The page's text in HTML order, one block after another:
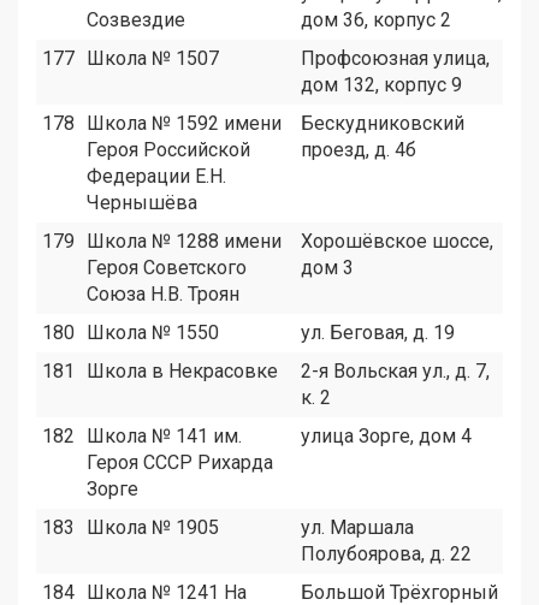
Созвездие
дом 36, корпус 2
177 Школа № 1507
Профсоюзная улица,
дом 132, корпус 9
178
Школа № 1592 имени
Героя Российской
Федерации Е.Н.
Чернышёва
Бескудниковский
проезд, д. 4б
179
Школа № 1288 имени
Героя Советского
Союза Н.В. Троян
Хорошёвское шоссе,
дом 3
180 Школа № 1550 ул. Беговая, д. 19
181
Школа в Некрасовке
2-я Вольская ул., д. 7,
к. 2
182
Школа № 141 им.
Героя СССР Рихарда
Зорге
улица Зорге, дом 4
183 Школа № 1905
ул. Маршала
Полубоярова, д. 22
184 Школа № 1241 На
Большой Трёхгорный